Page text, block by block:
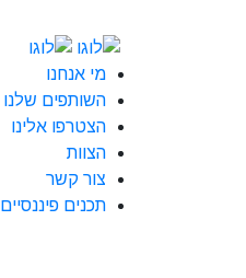
מי אנחנו
השותפים שלנו
הצטרפו אלינו
הצוות
צור קשר
תכנים פיננסיים